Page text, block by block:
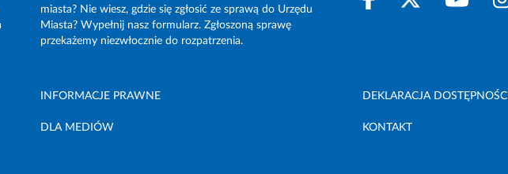
miasta? Nie wiesz, gdzie się zgłosić ze sprawą do Urzędu
Miasta? Wypełnij nasz formularz. Zgłoszoną sprawę
przekażemy niezwłocznie do rozpatrzenia.
INFORMACJE PRAWNE DEKLARACJA DOSTĘPNOŚCI
DLA MEDIÓW KONTAKT